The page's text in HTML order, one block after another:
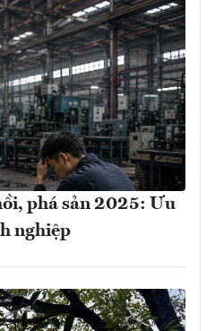
phá sản 2025: Ưu
nghiệp